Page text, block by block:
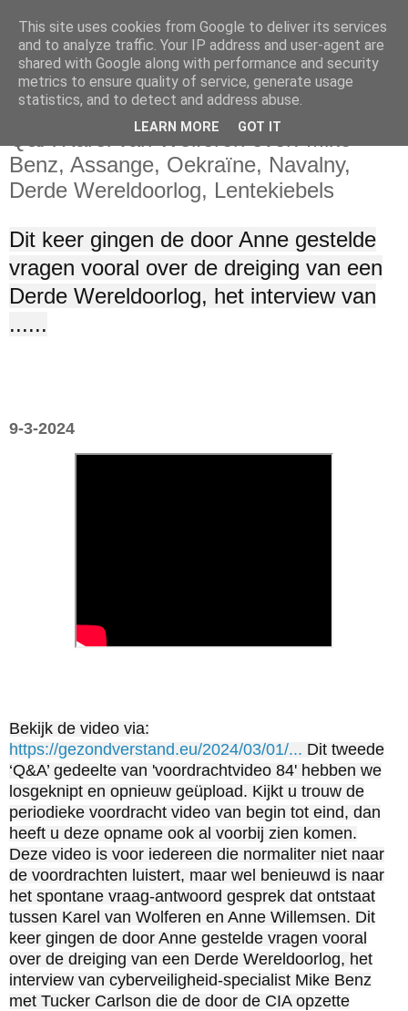
zaterdag 9 maart 2024
Q&A Karel van Wolferen over: Mike
Benz, Assange, Oekraïne, Navalny,
Derde Wereldoorlog, Lentekiebels
Dit keer gingen de door Anne gestelde
vragen vooral over de dreiging van een
Derde Wereldoorlog, het interview van
......
9-3-2024
Bekijk de video via:
https://gezondverstand.eu/2024/03/01/... Dit tweede
‘Q&A’ gedeelte van 'voordrachtvideo 84' hebben we
losgeknipt en opnieuw geüpload. Kijkt u trouw de
periodieke voordracht video van begin tot eind, dan
heeft u deze opname ook al voorbij zien komen.
Deze video is voor iedereen die normaliter niet naar
de voordrachten luistert, maar wel benieuwd is naar
het spontane vraag-antwoord gesprek dat ontstaat
tussen Karel van Wolferen en Anne Willemsen. Dit
keer gingen de door Anne gestelde vragen vooral
over de dreiging van een Derde Wereldoorlog, het
interview van cyberveiligheid-specialist Mike Benz
met Tucker Carlson die de door de CIA opzette
This site uses cookies from Google to deliver its services
and to analyze traffic. Your IP address and user-agent are
shared with Google along with performance and security
metrics to ensure quality of service, generate usage
statistics, and to detect and address abuse.
LEARN MORE GOT IT